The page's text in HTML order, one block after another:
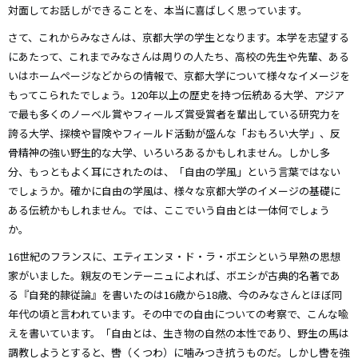
対面してお話しができることを、本当に喜ばしく思っています。
さて、これからみなさんは、京都大学の学生となります。本学を志望する
にあたって、これまでみなさんは周りの人たち、高校の先生や先輩、ある
いはホームページなどからの情報で、京都大学について様々なイメージを
もってこられたでしょう。120年以上の歴史を持つ伝統ある大学、アジア
で最も多くのノーベル賞やフィールズ賞受賞者を輩出している研究力を
誇る大学、探検や冒険やフィールド活動が盛んな「おもろい大学」、反
骨精神の強い野生的な大学、いろいろあるかもしれません。しかし多
分、もっともよく耳にされたのは、「自由の学風」という言葉ではない
でしょうか。確かに自由の学風は、様々な京都大学のイメージの基礎に
ある伝統かもしれません。では、ここでいう自由とは一体何でしょう
か。
16世紀のフランスに、エティエンヌ・ド・ラ・ボエシという早熟の思想
家がいました。親友のモンテーニュによれば、ボエシが古典的名著であ
る『自発的隷従論』を書いたのは16歳から18歳、今のみなさんとほぼ同
年代の頃と言われています。その中での自由についての考察で、こんな喩
えを書いています。「自由とは、生き物の自然の本性であり、野生の馬は
調教しようとすると、轡（くつわ）に噛みつき抗うものだ。しかし轡を強